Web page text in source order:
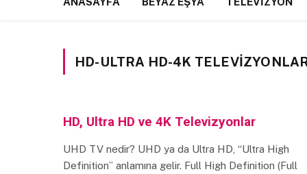
HD-ULTRA HD-4K
HD, Ultra HD ve 4K Televizyonlar
UHD TV nedir? UHD ya da Ultra HD, “Ultra High
Definition” anlamına gelir. Full High Definition (Full